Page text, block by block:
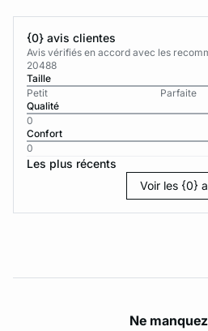
{0} avis clientes
Avis vérifiés en accord avec les
20488
Taille
Petit
Parfaite
Qualité
0
Confort
0
Les plus récents
Voir les {0}
Ne